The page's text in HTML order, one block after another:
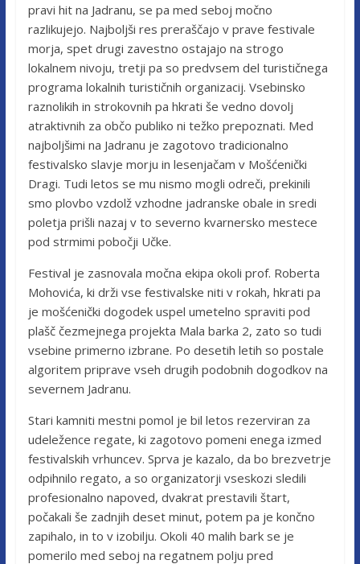
pravi hit na Jadranu, se pa med seboj močno
razlikujejo. Najboljši res preraščajo v prave festivale
morja, spet drugi zavestno ostajajo na strogo
lokalnem nivoju, tretji pa so predvsem del turističnega
programa lokalnih turističnih organizacij. Vsebinsko
raznolikih in strokovnih pa hkrati še vedno dovolj
atraktivnih za občo publiko ni težko prepoznati. Med
najboljšimi na Jadranu je zagotovo tradicionalno
festivalsko slavje morju in lesenjačam v Mošćenički
Dragi. Tudi letos se mu nismo mogli odreči, prekinili
smo plovbo vzdolž vzhodne jadranske obale in sredi
poletja prišli nazaj v to severno kvarnersko mestece
pod strmimi pobočji Učke.
Festival je zasnovala močna ekipa okoli prof. Roberta
Mohovića, ki drži vse festivalske niti v rokah, hkrati pa
je mošćenički dogodek uspel umetelno spraviti pod
plašč čezmejnega projekta Mala barka 2, zato so tudi
vsebine primerno izbrane. Po desetih letih so postale
algoritem priprave vseh drugih podobnih dogodkov na
severnem Jadranu.
Stari kamniti mestni pomol je bil letos rezerviran za
udeležence regate, ki zagotovo pomeni enega izmed
festivalskih vrhuncev. Sprva je kazalo, da bo brezvetrje
odpihnilo regato, a so organizatorji vseskozi sledili
profesionalno napoved, dvakrat prestavili štart,
počakali še zadnjih deset minut, potem pa je končno
zapihalo, in to v izobilju. Okoli 40 malih bark se je
pomerilo med seboj na regatnem polju pred